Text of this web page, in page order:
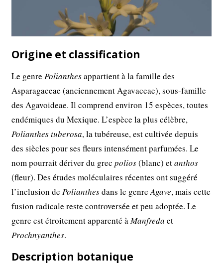
Origine et classification
Le genrePolianthesappartient à la famille des
Asparagaceae (anciennement Agavaceae), sous-famille
des Agavoideae. Il comprend environ 15 espèces, toutes
endémiques du Mexique. L’espèce la plus célèbre,
Polianthes tuberosa, la tubéreuse, est cultivée depuis
des siècles pour ses fleurs intensément parfumées. Le
nom pourrait dériver du grecpolios(blanc) etanthos
(fleur). Des études moléculaires récentes ont suggéré
l’inclusion dePolianthesdans le genreAgave, mais cette
fusion radicale reste controversée et peu adoptée. Le
genre est étroitement apparenté àManfreda et
Prochnyanthes.
Description botanique